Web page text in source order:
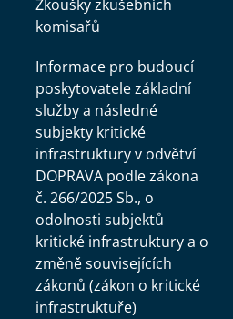
Zkoušky zkušebních
komisařů
Informace pro budoucí
poskytovatele základní
služby a následné
subjekty kritické
infrastruktury v odvětví
DOPRAVA podle zákona
č. 266/2025 Sb., o
odolnosti subjektů
kritické infrastruktury a o
změně souvisejících
zákonů (zákon o kritické
infrastruktuře)